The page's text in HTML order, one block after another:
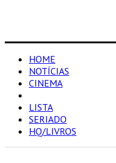
HOME
NOTÍCIAS
CINEMA
LISTA
SERIADO
HQ/LIVROS